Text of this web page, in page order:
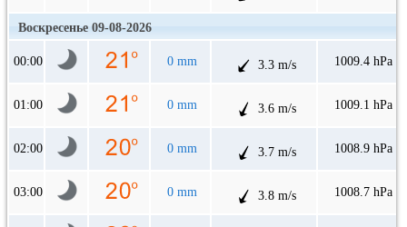
Воскресенье 09-08-2026
00:00 0 mm 3.3 m/s 1009.4 hPa
01:00 0 mm 3.6 m/s 1009.1 hPa
02:00 0 mm 3.7 m/s 1008.9 hPa
03:00 0 mm 3.8 m/s 1008.7 hPa